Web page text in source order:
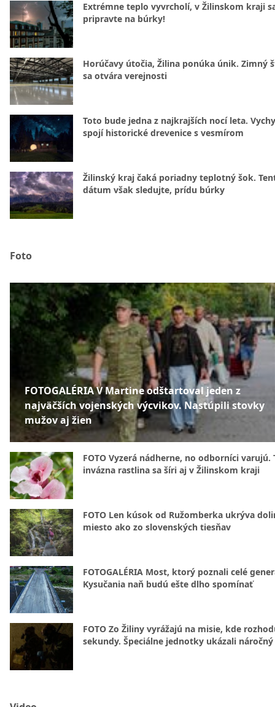
Extrémne teplo vyvrcholí, v Žilinskom kraji
pripravte na búrky!
Horúčavy útočia, Žilina ponúka únik. Zimný
sa otvára verejnosti
Toto bude jedna z najkrajších nocí leta.
spojí historické drevenice s vesmírom
Žilinský kraj čaká poriadny teplotný šok.
dátum však sledujte, prídu búrky
Foto
FOTOGALÉRIA V Martine odštartoval jeden z
najväčších vojenských výcvikov. Nastúpili stovky
mužov aj žien
FOTO Vyzerá nádherne, no odborníci varujú.
invázna rastlina sa šíri aj v Žilinskom kraji
FOTO Len kúsok od Ružomberka ukrýva
miesto ako zo slovenských tiesňav
FOTOGALÉRIA Most, ktorý poznali celé
Kysučania naň budú ešte dlho spomínať
FOTO Zo Žiliny vyrážajú na misie, kde
sekundy. Špeciálne jednotky ukázali